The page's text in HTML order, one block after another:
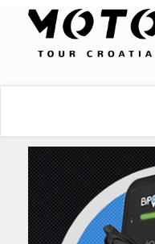
UmPaDrum
Moto servisi
Damir Žerić - ELPASSO
Dario Dinter - Moto TOZ